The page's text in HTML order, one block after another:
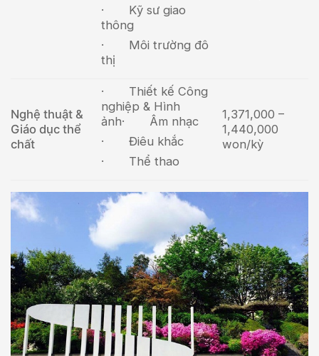
· Kỹ sư giao
thông
· Môi trường đô
thị
Nghệ thuật &
Giáo dục thể
chất
· Thiết kế Công
nghiệp & Hình
ảnh· Âm nhạc
· Điêu khắc
· Thể thao
1,371,000 –
1,440,000
won/kỳ